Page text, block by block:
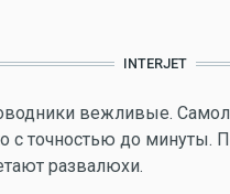
INTERJET
вежливые.
с точностью до минуты.
развалюхи.